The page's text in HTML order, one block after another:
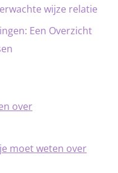
wijze relatie
Een Overzicht
over
moet weten over